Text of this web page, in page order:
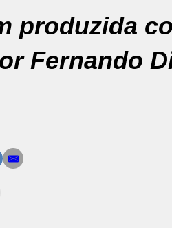
produzida
Fernando